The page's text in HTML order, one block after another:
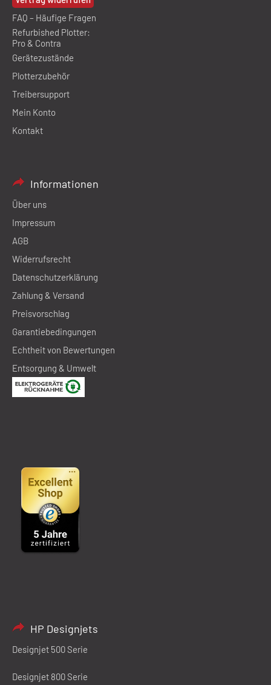
FAQ – Häufige Fragen
Refurbished Plotter:
Pro & Contra
Gerätezustände
Plotterzubehör
Treibersupport
Mein Konto
Kontakt
Informationen
Über uns
Impressum
AGB
Widerrufsrecht
Datenschutzerklärung
Zahlung & Versand
Preisvorschlag
Garantiebedingungen
Echtheit von Bewertungen
Entsorgung & Umwelt
HP Designjets
Designjet 500 Serie
Designjet 800 Serie